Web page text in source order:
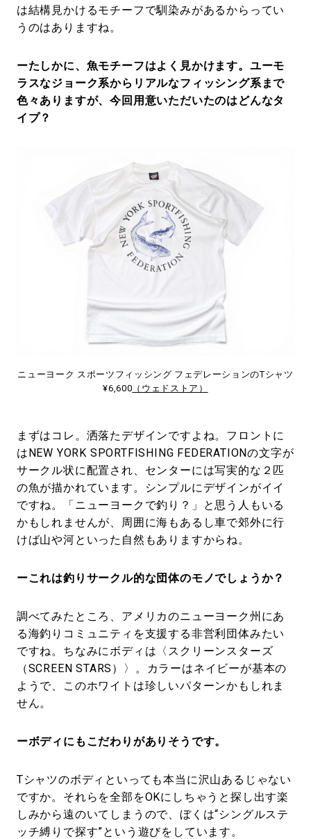
は結構見かけるモチーフで馴染みがあるからってい
うのはありますね。
ーたしかに、魚モチーフはよく見かけます。ユーモ
ラスなジョーク系からリアルなフィッシング系まで
色々ありますが、今回用意いただいたのはどんなタ
イプ？
ニューヨーク スポーツフィッシング フェデレーションのTシャツ
¥6,600 （ウェドストア）
まずはコレ。洒落たデザインですよね。フロントに
はNEW YORK SPORTFISHING FEDERATIONの文字が
サークル状に配置され、センターには写実的な２匹
の魚が描かれています。シンプルにデザインがイイ
ですね。「ニューヨークで釣り？」と思う人もいる
かもしれませんが、周囲に海もあるし車で郊外に行
けば山や河といった自然もありますからね。
ーこれは釣りサークル的な団体のモノでしょうか？
調べてみたところ、アメリカのニューヨーク州にあ
る海釣りコミュニティを支援する非営利団体みたい
ですね。ちなみにボディは〈スクリーンスターズ
（SCREEN STARS）〉。カラーはネイビーが基本の
ようで、このホワイトは珍しいパターンかもしれま
せん。
ーボディにもこだわりがありそうです。
Tシャツのボディといっても本当に沢山あるじゃない
ですか。それらを全部をOKにしちゃうと探し出す楽
しみから遠のいてしまうので、ぼくは“シングルステ
ッチ縛りで探す”という遊びをしています。